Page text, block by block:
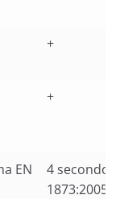
+
+
EN
4 secondo
1873:2005